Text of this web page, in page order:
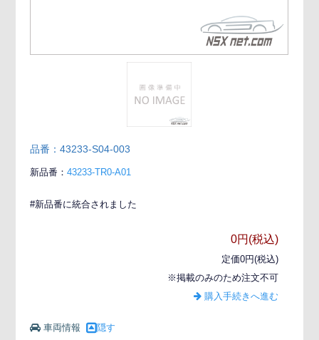
品番：43233-S04-003
新品番：43233-TR0-A01
#新品番に統合されました
0円(税込)
定価0円(税込)
※掲載のみのため注文不可
購入手続きへ進む
車両情報 隠す